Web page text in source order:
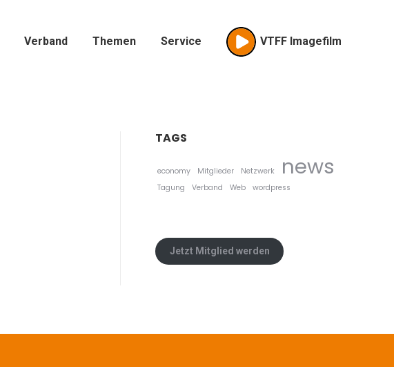
Verband Themen Service VTFF Imagefilm
TAGS
economy Mitglieder Netzwerk news
Tagung Verband Web wordpress
Jetzt Mitglied werden